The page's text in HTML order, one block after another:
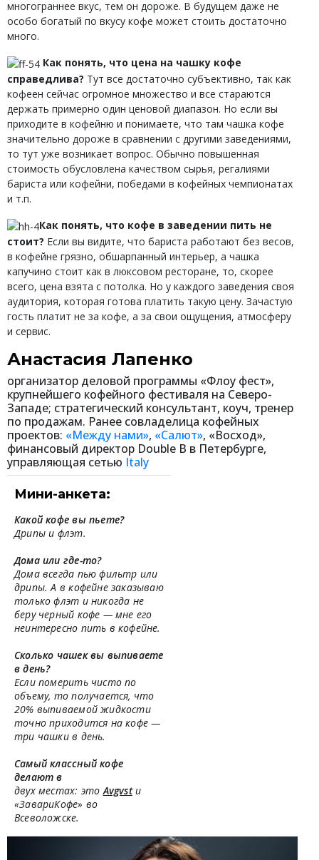
многограннее вкус, тем он дороже. В будущем даже не
особо богатый по вкусу кофе может стоить достаточно
много.
Как понять, что цена на чашку кофе
справедлива? Тут все достаточно субъективно, так как
кофеен сейчас огромное множество и все стараются
держать примерно один ценовой диапазон. Но если вы
приходите в кофейню и понимаете, что там чашка кофе
значительно дороже в сравнении с другими заведениями,
то тут уже возникает вопрос. Обычно повышенная
стоимость обусловлена качеством сырья, регалиями
бариста или кофейни, победами в кофейных чемпионатах
и т.п.
Как понять, что кофе в заведении пить не
стоит? Если вы видите, что бариста работают без весов,
в кофейне грязно, обшарпанный интерьер, а чашка
капучино стоит как в люксовом ресторане, то, скорее
всего, цена взята с потолка. Но у каждого заведения своя
аудитория, которая готова платить такую цену. Зачастую
гость платит не за кофе, а за свои ощущения, атмосферу
и сервис.
Анастасия Лапенко
организатор деловой программы «Флоу фест»,
крупнейшего кофейного фестиваля на Северо-
Западе; стратегический консультант, коуч, тренер
по продажам. Ранее совладелица кофейных
проектов: «Между нами», «Салют», «Восход»,
финансовый директор Double B в Петербурге,
управляющая сетью Italy
Мини-анкета:
Какой кофе вы пьете?
Дрипы и флэт.
Дома или где-то?
Дома всегда пью фильтр или
дрипы. А в кофейне заказываю
только флэт и никогда не
беру черный кофе — мне его
неинтересно пить в кофейне.
Сколько чашек вы выпиваете
в день?
Если померить чисто по
объему, то получается, что
20% выпиваемой жидкости
точно приходится на кофе —
три чашки в день.
Самый классный кофе
делают в
двух местах: это Avgvstи
«ЗавариКофе» во
Всеволожске.